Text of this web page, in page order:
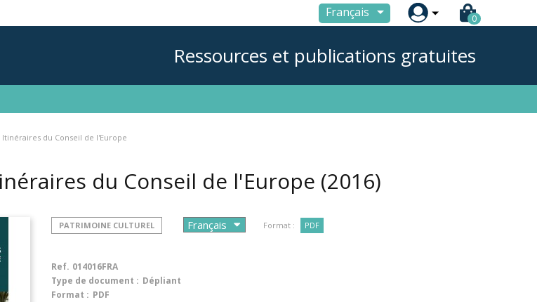
Français  0
Ressources et publications gratuites
Itinéraires du Conseil de l'Europe
du Conseil de l'Europe (2016)
PATRIMOINE CULTUREL Format : PDF
Ref. 014016FRA
Type de document : Dépliant
Format : PDF